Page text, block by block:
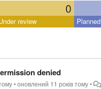
0
review Planned
denied
•оновлений 11 років тому•